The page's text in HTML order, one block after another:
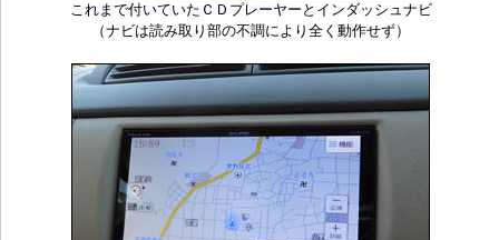
これまで付いていたＣＤプレーヤーとインダッシュナビ
（ナビは読み取り部の不調により全く動作せず）